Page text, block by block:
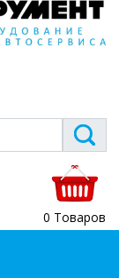
0 Товаров